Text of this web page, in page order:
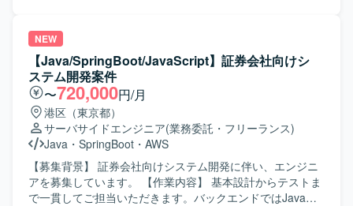
動できる方を想定しています。 【ポジションの魅力】 事業
拡大を支える基幹的な会計・販売管理領域のシステム開発
に携わることができ、ビジネスへのインパクトが大きいプ
ロダクトの価値向上に直接貢献していただけます。スクラ
ムチームの一員としてアジャイルな開発プロセスを実践し
ながら、アーキテクチャやドメイン理解を深めつつフロン
トエンド・バックエンド双方の開発に関わることで、幅広
い技術スキルと業務知識を身につけることができます。
【開発環境】 JavaおよびSpring Bootを用いたWebサービス
開発環境のもと、RDBMSやNoSQLを利用したシステム開発
を行います。ソースコード管理にはGitを利用し、スクラム
ー環境の統合と効率化に向けたシステム開発に携わってい
ただきます。 【求める人物像】 アジャイルな開発スタイル
に柔軟に対応し、関係者と協調しながら主体的に開発を推
進していただける方を求めています。 【ポジションの魅
力】 保険業向けの大規模なオープン系システム開発に携わ
ることで、バックエンドからフロントエンドまで幅広い技
術スタックを活用しながら、ITデリバリー環境の統合や効
率化に貢献する経験を積むことができます。 【開発環境】
Java、Spring Boot、Node.js、JavaScript／TypeScript、
React、Angular、Next.js、Linux環境
NEW
【Java/SpringBoot/JavaScript】証券会社向けシ
ステム開発案件
〜720,000円/月
港区（東京都）
サーバサイドエンジニア(業務委託・フリーランス)
Java ・ SpringBoot ・ AWS
【募集背景】 証券会社向けシステム開発に伴い、エンジニ
アを募集しています。 【作業内容】 基本設計からテストま
で一貫してご担当いただきます。バックエンドではJavaお